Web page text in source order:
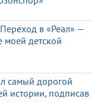
в «Реал» —
моей детской
самый дорогой
истории, подписав